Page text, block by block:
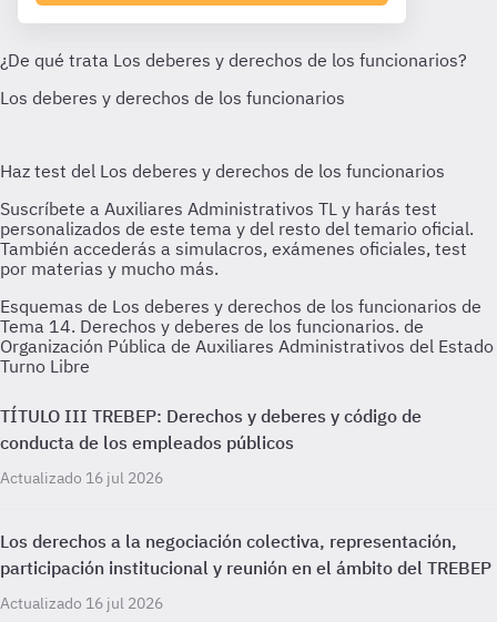
Esquemas de Los deberes y derechos de los funcionarios de
Tema 14. Derechos y deberes de los funcionarios. de
Organización Pública de Auxiliares Administrativos del Estado
Turno Libre
TÍTULO III TREBEP: Derechos y deberes y código de
conducta de los empleados públicos
Actualizado 16 jul 2026
Los derechos a la negociación colectiva, representación,
participación institucional y reunión en el ámbito del TREBEP
Actualizado 16 jul 2026